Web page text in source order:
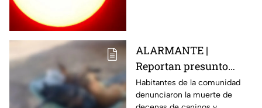
ALARMANTE |
Reportan presunto
env3nen4miento de al
menos 23 perros en
Habitantes de la comunidad
denunciaron la muerte de